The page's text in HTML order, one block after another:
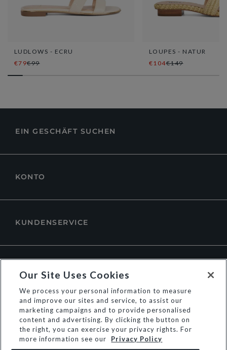
LUDLOWS - ECRU
€79€99
LOUPES - NATUR
€104€149
EIN GESCHÄFT SUCHEN
KONTO
KUNDENSERVICE
Our Site Uses Cookies
We process your personal information to measure
and improve our sites and service, to assist our
marketing campaigns and to provide personalised
content and advertising. By clicking the button on
the right, you can exercise your privacy rights. For
more information see our
Privacy Policy